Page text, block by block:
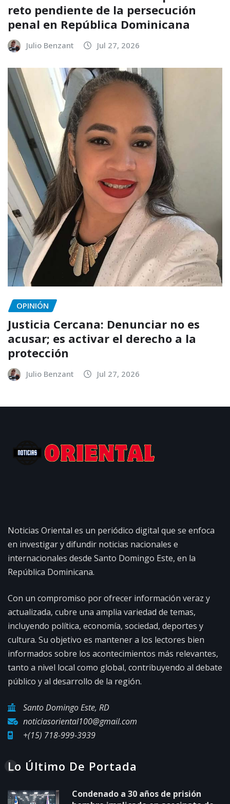
reto pendiente de la persecución
penal en República Dominicana
Julio Benzant Jul 27, 2026
OPINIÓN
Justicia Cercana: Denunciar no es
acusar; es activar el derecho a la
protección
Julio Benzant Jul 27, 2026
Noticias Oriental es un periódico digital que se enfoca
en investigar y difundir noticias nacionales e
internacionales desde Santo Domingo Este, en la
República Dominicana.
Con un compromiso por ofrecer información veraz y
actualizada, cubre una amplia variedad de temas,
incluyendo política, economía, sociedad, deportes y
cultura. Su objetivo es mantener a los lectores bien
informados sobre los acontecimientos más relevantes,
tanto a nivel local como global, contribuyendo al debate
público y al desarrollo de la región.
Santo Domingo Este, RD
noticiasoriental100@gmail.com
+(15) 718-999-3939
Lo Último De Portada
Condenado a 30 años de prisión